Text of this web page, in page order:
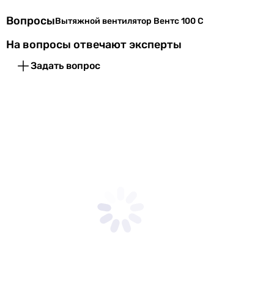
ВопросыВытяжной вентилятор Вентс 100 С
На вопросы отвечают эксперты
Задать вопрос